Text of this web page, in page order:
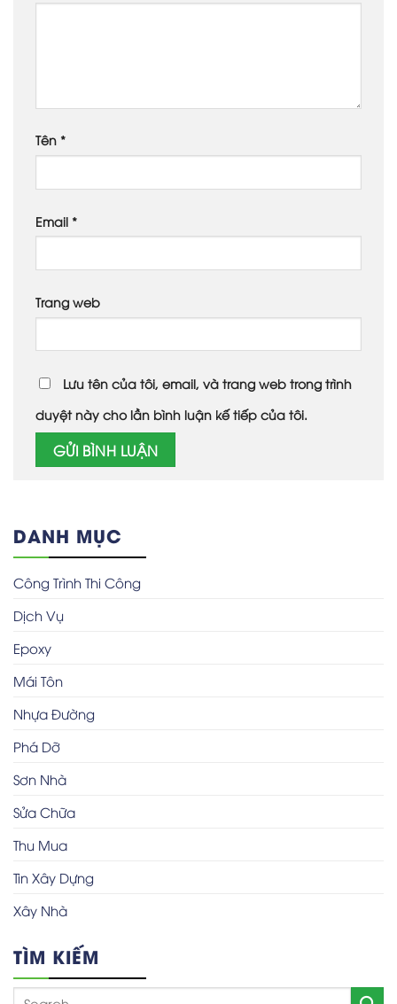
Tên *
Email *
Trang web
Lưu tên của tôi, email, và trang web trong trình
duyệt này cho lần bình luận kế tiếp của tôi.
DANH MỤC
Công Trình Thi Công
Dịch Vụ
Epoxy
Mái Tôn
Nhựa Đường
Phá Dỡ
Sơn Nhà
Sửa Chữa
Thu Mua
Tin Xây Dựng
Xây Nhà
TÌM KIẾM